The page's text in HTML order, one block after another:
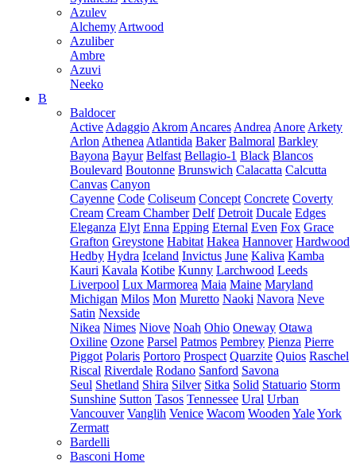
Azulev
Alchemy Artwood
Azuliber
Ambre
Azuvi
Neeko
B
Baldocer
Active Adaggio Akrom Ancares Andrea Anore Arkety
Arlon Athenea Atlantida Baker Balmoral Barkley
Bayona Bayur Belfast Bellagio-1 Black Blancos
Boulevard Boutonne Brunswich Calacatta Calcutta
Canvas Canyon
Cayenne Code Coliseum Concept Concrete Coverty
Cream Cream Chamber Delf Detroit Ducale Edges
Eleganza Elyt Enna Epping Eternal Even Fox Grace
Grafton Greystone Habitat Hakea Hannover Hardwood
Hedby Hydra Iceland Invictus June Kaliva Kamba
Kauri Kavala Kotibe Kunny Larchwood Leeds
Liverpool Lux Marmorea Maia Maine Maryland
Michigan Milos Mon Muretto Naoki Navora Neve
Satin Nexside
Nikea Nimes Niove Noah Ohio Oneway Otawa
Oxiline Ozone Parsel Patmos Pembrey Pienza Pierre
Piggot Polaris Portoro Prospect Quarzite Quios Raschel
Riscal Riverdale Rodano Sanford Savona
Seul Shetland Shira Silver Sitka Solid Statuario Storm
Sunshine Sutton Tasos Tennessee Ural Urban
Vancouver Vanglih Venice Wacom Wooden YaleYork
Zermatt
Bardelli
Basconi Home